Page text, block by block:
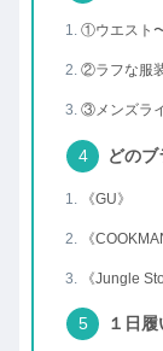
①ウエスト
②ラフな服
③メンズラ
どのブ
《GU》
《
《Jungle
１日